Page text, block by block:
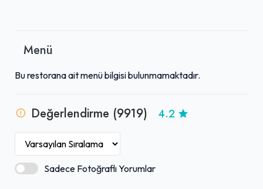
Menü
Bu restorana ait menü bilgisi bulunmamaktadır.
Değerlendirme (9919) 4.2
Sadece Fotoğraflı Yorumlar